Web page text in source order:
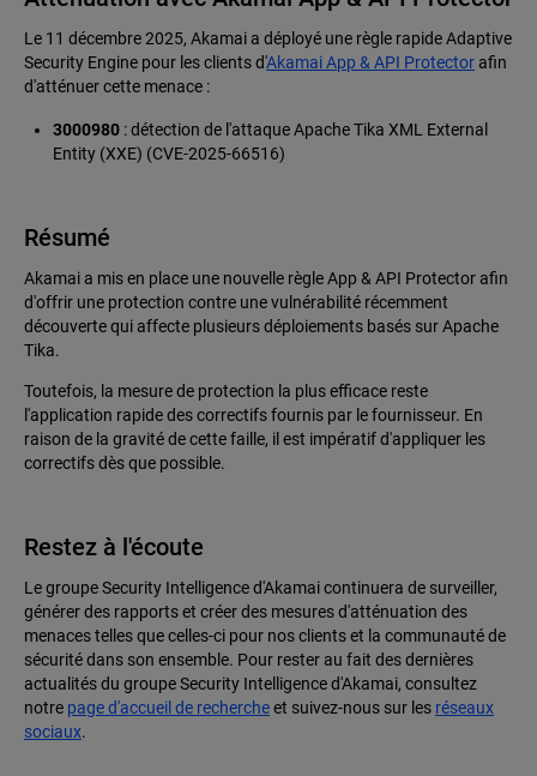
Le 11 décembre 2025, Akamai a déployé une règle rapide Adaptive
Security Engine pour les clients d'Akamai App & API Protectorafin
d'atténuer cette menace :
3000980 : détection de l'attaque Apache Tika XML External
Entity (XXE) (CVE-2025-66516)
Résumé
Akamai a mis en place une nouvelle règle App & API Protector afin
d'offrir une protection contre une vulnérabilité récemment
découverte qui affecte plusieurs déploiements basés sur Apache
Tika.
Toutefois, la mesure de protection la plus efficace reste
l'application rapide des correctifs fournis par le fournisseur. En
raison de la gravité de cette faille, il est impératif d'appliquer les
correctifs dès que possible.
Restez à l'écoute
Le groupe Security Intelligence d'Akamai continuera de surveiller,
générer des rapports et créer des mesures d'atténuation des
menaces telles que celles-ci pour nos clients et la communauté de
sécurité dans son ensemble. Pour rester au fait des dernières
actualités du groupe Security Intelligence d'Akamai, consultez
notre page d'accueil de rechercheet suivez-nous sur les réseaux
sociaux.